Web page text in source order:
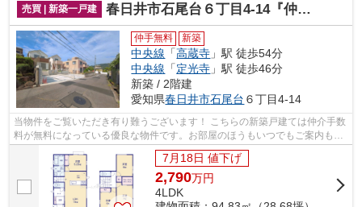
売買 | 新築一戸建 春日井市石尾台６丁目4-14『仲介料無料』新築戸建て
仲手無料 新築
中央線 「高蔵寺 」駅 徒歩54分
中央線 「定光寺 」駅 徒歩46分
新築 / 2階建
愛知県春日井市石尾台 ６丁目4-14
当物件をご覧いただき有り難うございます！ こちらの新築戸建ては仲介手数
料が無料になっている優良な物件です。お部屋のほうもいつでもご案内もさ
せて頂きますのでお気軽にお問合せ下...
7月18日 値下げ
2,790万円
4LDK